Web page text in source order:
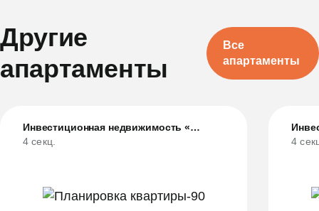
Другие
апартаменты
Все
апартаменты
Инвестиционная недвижимость «Грани»
4 секц.
4